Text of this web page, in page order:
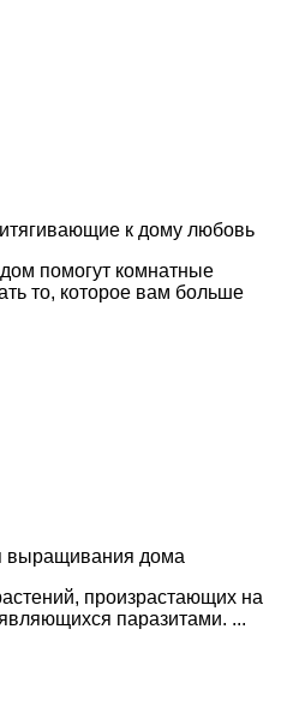
к дому любовь
помогут комнатные
то, которое вам больше
выращивания дома
произрастающих на
паразитами. ...